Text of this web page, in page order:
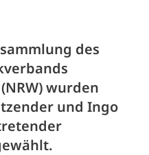
des
wurden
und Ingo